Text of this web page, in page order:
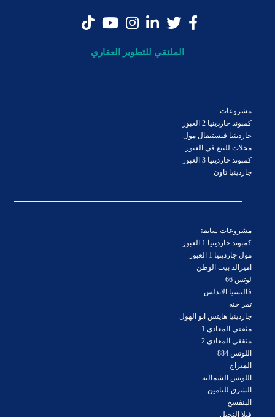
الملتقي للتطوير العقاري
مشروعات
كمبوند جاردينيا 2 العبور
جاردينيا فيستيفال مول
محلات للبيع في العبور
كمبوند جاردينيا 3 العبور
جاردينيا تاون
مشروعات سابقة
كمبوند جاردينيا 1 العبور
مول جاردينيا 1 العبور
اميرالد بيت الوطن
لوتس 66
فالنسيا الاندلس
تمر حنه
جاردينيا هايتس ابو الهول
مثقفي المعادي 1
مثقفي المعادي 2
اللوتس 884
الميراج
اللوتس الشماليه
الشرق للتامين
البنفسج
فيلا النخيل